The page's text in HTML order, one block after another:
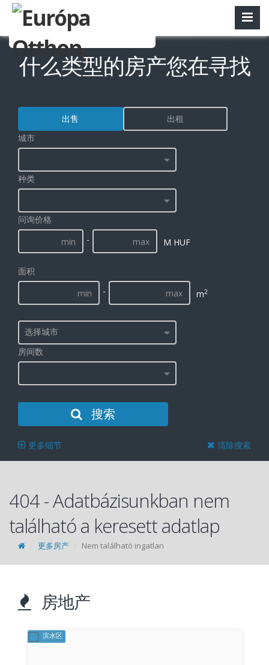
什么类型的房产您在寻找
出售
出租
城市
种类
问询价格
-
M HUF
面积
-
m2
选择城市
房间数
搜索
更多细节 清除搜索
404 - Adatbázisunkban nem
található a keresett adatlap
更多房产 Nem található ingatlan
房地产
滨水区